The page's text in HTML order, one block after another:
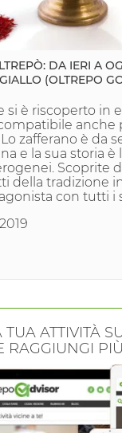
DA IERI A
(OLTREPO
si è riscoperto in
anche
zafferano è da
e la sua storia è
Scoprite
della tradizione
con tutti i
TUA ATTIVITÀ
RAGGIUNGI